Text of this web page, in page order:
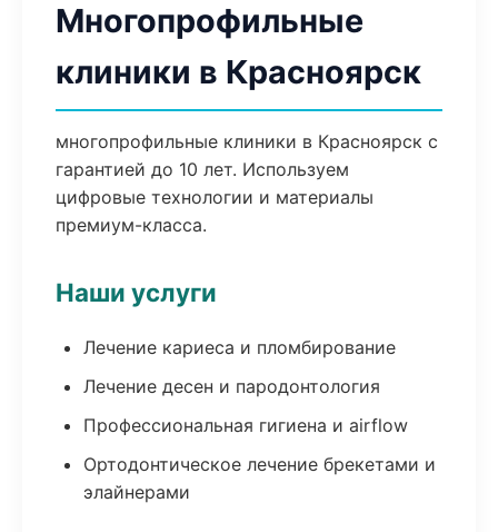
Многопрофильные
клиники в Красноярск
многопрофильные клиники в Красноярск с
гарантией до 10 лет. Используем
цифровые технологии и материалы
премиум-класса.
Наши услуги
Лечение кариеса и пломбирование
Лечение десен и пародонтология
Профессиональная гигиена и airflow
Ортодонтическое лечение брекетами и
элайнерами